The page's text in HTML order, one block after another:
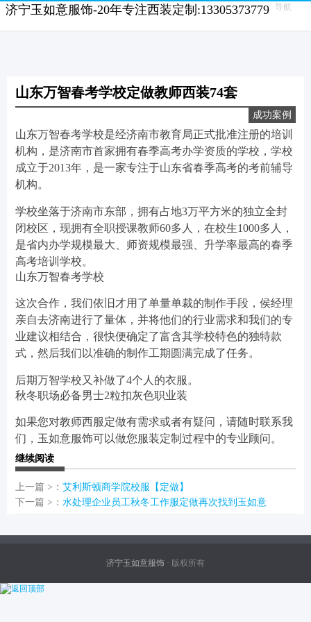
济宁玉如意服饰-20年专注西装定制:13305373779 导航
山东万智春考学校定做教师西装74套
成功案例
山东万智春考学校是经济南市教育局正式批准注册的培训
机构，是济南市首家拥有春季高考办学资质的学校，学校
成立于2013年，是一家专注于山东省春季高考的考前辅导
机构。
学校坐落于济南市东部，拥有占地3万平方米的独立全封
闭校区，现拥有全职授课教师60多人，在校生1000多人，
是省内办学规模最大、师资规模最强、升学率最高的春季
高考培训学校。
山东万智春考学校
这次合作，我们依旧才用了单量单裁的制作手段，侯经理
亲自去济南进行了量体，并将他们的行业需求和我们的专
业建议相结合，很快便确定了富含其学校特色的独特款
式，然后我们以准确的制作工期圆满完成了任务。
后期万智学校又补做了4个人的衣服。
秋冬职场必备男士2粒扣灰色职业装
如果您对教师西服定做有需求或者有疑问，请随时联系我
们，玉如意服饰可以做您服装定制过程中的专业顾问。
继续阅读
上一篇 >： 艾利斯顿商学院校服【定做】
下一篇 >： 水处理企业员工秋冬工作服定做再次找到玉如意
济宁玉如意服饰 · 版权所有